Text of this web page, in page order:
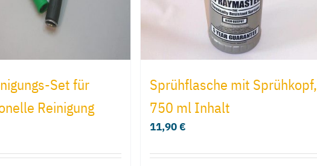
Set für
Reinigung
Sprühflasche mit Sprühkopf,
750 ml Inhalt
11,90€